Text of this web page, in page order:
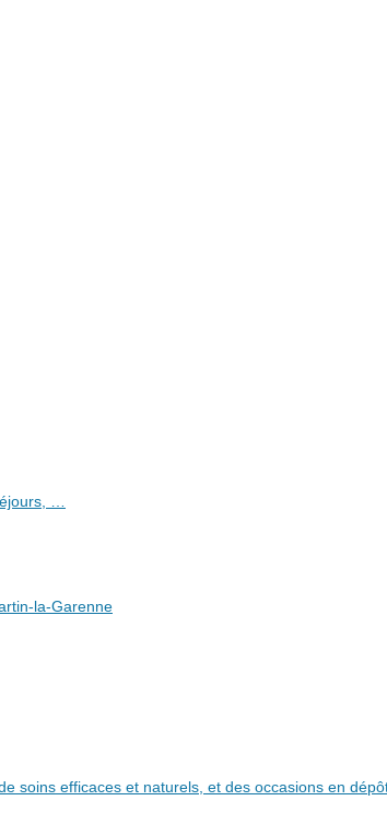
…
la-Garenne
soins efficaces et naturels, et des occasions en